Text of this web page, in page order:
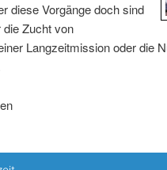
diese Vorgänge doch sind
die Zucht von
Langzeitmission oder die